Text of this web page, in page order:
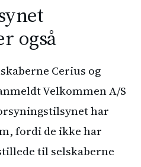
også
Cerius og
Velkommen A/S
har
fordi de ikke har
til selskaberne